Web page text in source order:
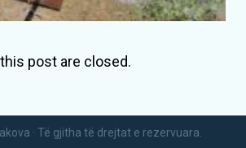
post are closed.
· Të gjitha të drejtat e rezervuara.